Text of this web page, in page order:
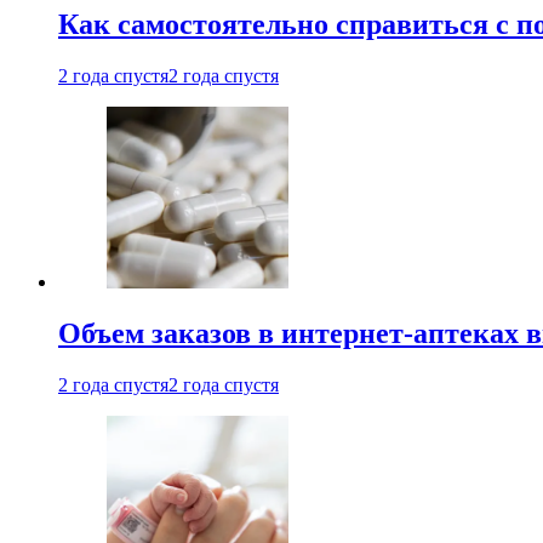
Как самостоятельно справиться с
2 года спустя2 года спустя
Объем заказов в интернет-аптеках
2 года спустя2 года спустя